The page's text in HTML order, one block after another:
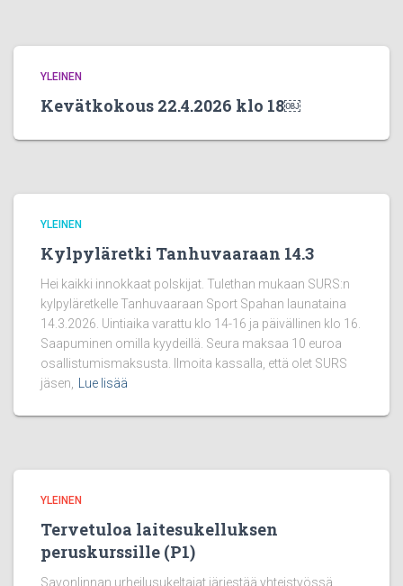
YLEINEN
Kevätkokous 22.4.2026 klo 18￼
YLEINEN
Kylpyläretki Tanhuvaaraan 14.3
Hei kaikki innokkaat polskijat. Tulethan mukaan SURS:n
kylpyläretkelle Tanhuvaaraan Sport Spahan launataina
14.3.2026. Uintiaika varattu klo 14-16 ja päivällinen klo 16.
Saapuminen omilla kyydeillä. Seura maksaa 10 euroa
osallistumismaksusta. Ilmoita kassalla, että olet SURS
jäsen,
Lue lisää
YLEINEN
Tervetuloa laitesukelluksen
peruskurssille (P1)
Savonlinnan urheilusukeltajat järjestää yhteistyössä